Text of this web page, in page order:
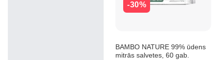
-30%
BAMBO NATURE 99% ūdens
mitrās salvetes, 60 gab.